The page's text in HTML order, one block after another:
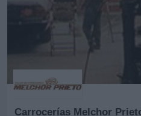
Carrocerías Melchor